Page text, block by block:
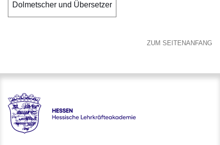
Dolmetscher und Übersetzer
ZUM SEITENANFANG
Hessen - Hessische Lehrkräfteakademie